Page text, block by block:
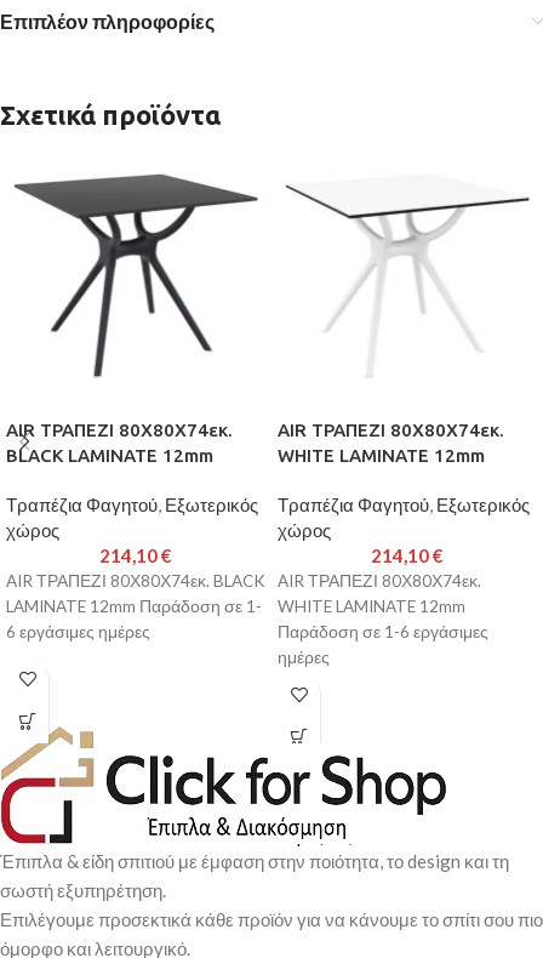
Επιπλέον πληροφορίες
Σχετικά προϊόντα
AIR ΤΡΑΠΕΖΙ 80Χ80Χ74εκ.
BLACK LAMINATE 12mm
Τραπέζια Φαγητού, Εξωτερικός
χώρος
214,10€
AIR ΤΡΑΠΕΖΙ 80Χ80Χ74εκ. BLACK
LAMINATE 12mm Παράδοση σε 1-
6 εργάσιμες ημέρες
AIR ΤΡΑΠΕΖΙ 80Χ80Χ74εκ.
WHITE LAMINATE 12mm
Τραπέζια Φαγητού, Εξωτερικός
χώρος
214,10€
AIR ΤΡΑΠΕΖΙ 80Χ80Χ74εκ.
WHITE LAMINATE 12mm
Παράδοση σε 1-6 εργάσιμες
ημέρες
Έπιπλα & είδη σπιτιού με έμφαση στην ποιότητα, το design και τη
σωστή εξυπηρέτηση.
Επιλέγουμε προσεκτικά κάθε προϊόν για να κάνουμε το σπίτι σου πιο
όμορφο και λειτουργικό.